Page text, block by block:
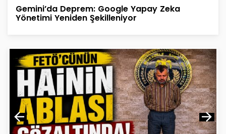
Gemini’da Deprem: Google Yapay Zeka
Yönetimi Yeniden Şekilleniyor